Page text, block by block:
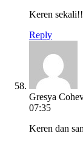
Keren
Reply
Gresya
07:35
Keren dan